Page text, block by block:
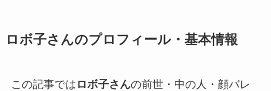
ロボ子さんのプロフィール・基本情報
この記事では ロボ子さんの前世・中の人・顔バレ